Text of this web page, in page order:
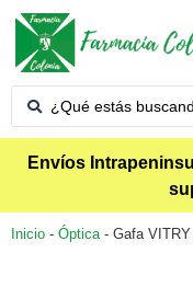
Envíos
Inicio - Óptica- Gafa